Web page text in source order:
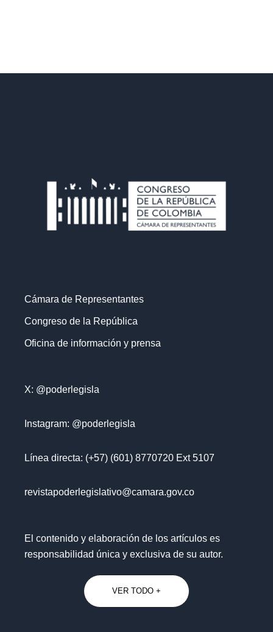
Cámara de Representantes
Congreso de la República
Oficina de información y prensa
X: @poderlegisla
Instagram: @poderlegisla
Línea directa: (+57) (601) 8770720 Ext 5107
revistapoderlegislativo@camara.gov.co
El contenido y elaboración de los artículos es
responsabilidad única y exclusiva de su autor.
VER TODO +